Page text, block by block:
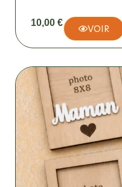
10,00 € VOIR